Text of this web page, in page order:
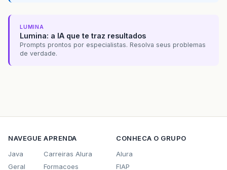
LUMINA
Lumina: a IA que te traz resultados
Prompts prontos por especialistas. Resolva seus problemas
de verdade.
NAVEGUE
Java
Geral
APRENDA
Carreiras Alura
Formacoes
CONHECA O GRUPO
Alura
FIAP